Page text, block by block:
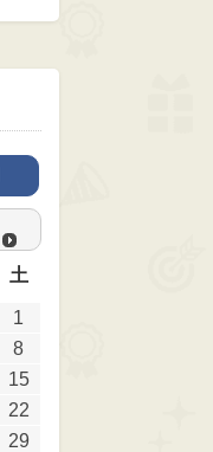
土
1
8
15
22
29